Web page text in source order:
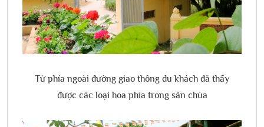
Từ phía ngoài đường giao thông du khách đã thấy
được các loại hoa phía trong sân chùa